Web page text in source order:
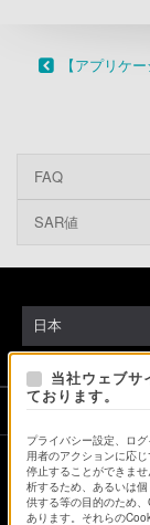
【アプリケ
FAQ
SAR値
当社ウェブ
ております。
プライバシー設定、ロ
用者のアクションに応
停止することができま
析するため、あるいは
供する等の目的のため
あります。それらの
日本
ソニーストアで
会社情報 採